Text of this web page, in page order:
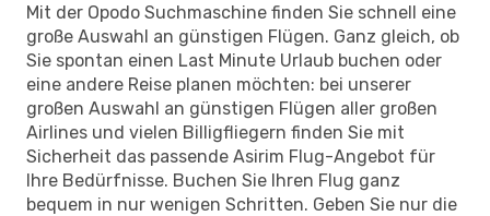
Mit der Opodo Suchmaschine finden Sie schnell eine
große Auswahl an günstigen Flügen. Ganz gleich, ob
Sie spontan einen Last Minute Urlaub buchen oder
eine andere Reise planen möchten: bei unserer
großen Auswahl an günstigen Flügen aller großen
Airlines und vielen Billigfliegern finden Sie mit
Sicherheit das passende Asirim Flug-Angebot für
Ihre Bedürfnisse. Buchen Sie Ihren Flug ganz
bequem in nur wenigen Schritten. Geben Sie nur die